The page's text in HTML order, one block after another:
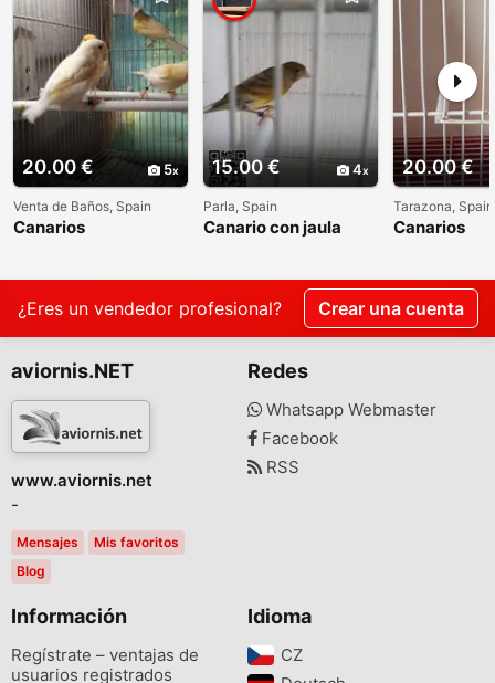
20.00 € 5
Venta de Baños, Spain
Canarios
15.00 € 4
Parla, Spain
Canario con jaula
20.00 €
Tarazona, Spain
Canarios
¿Eres un vendedor profesional? Crear una cuenta
aviornis.NET
www.aviornis.net
-
Mensajes
Mis favoritos
Blog
Redes
Whatsapp Webmaster
Facebook
RSS
Información
Regístrate – ventajas de
usuarios registrados
Idioma
CZ‎